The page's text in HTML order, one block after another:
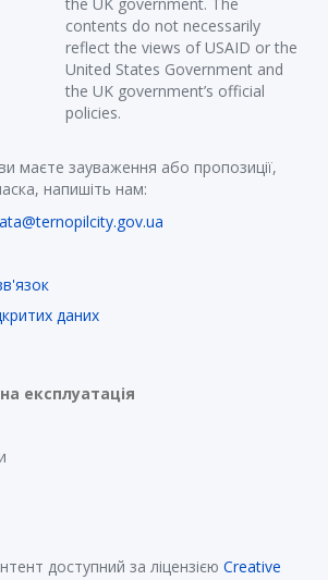
contents do not necessarily
reflect the views of USAID or the
United States Government and
the UK government’s official
policies.
маєте зауваження або пропозиції,
напишіть нам:
даних
експлуатація
доступний за ліцензією Creative